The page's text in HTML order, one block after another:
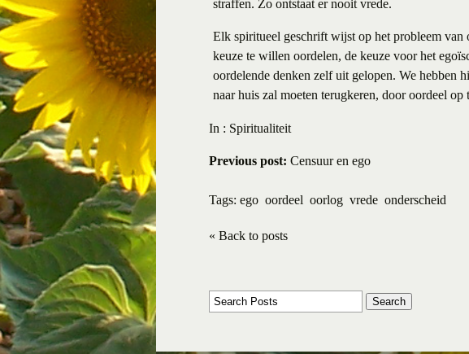
straffen. Zo ontstaat er nooit vrede.
Elk spiritueel geschrift wijst op het probleem
keuze te willen oordelen, de keuze voor het
oordelende denken zelf uit gelopen. We hebben
naar huis zal moeten terugkeren, door oordeel
In : Spiritualiteit
Previous post: Censuur en ego
Tags: ego oordeel oorlog vrede onderscheid
« Back to posts